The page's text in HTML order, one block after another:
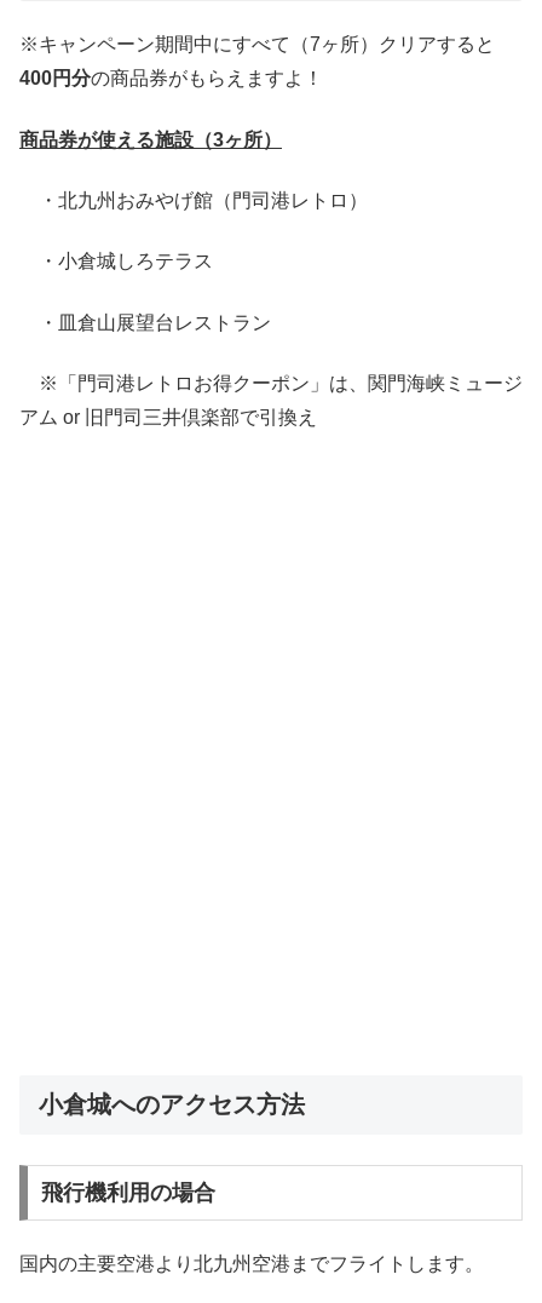
※キャンペーン期間中にすべて（7ヶ所）クリアすると
400円分の商品券がもらえますよ！
商品券が使える施設（3ヶ所）
・北九州おみやげ館（門司港レトロ）
・小倉城しろテラス
・皿倉山展望台レストラン
※「門司港レトロお得クーポン」は、関門海峡ミュージ
アム or 旧門司三井倶楽部で引換え
小倉城へのアクセス方法
飛行機利用の場合
国内の主要空港より北九州空港までフライトします。